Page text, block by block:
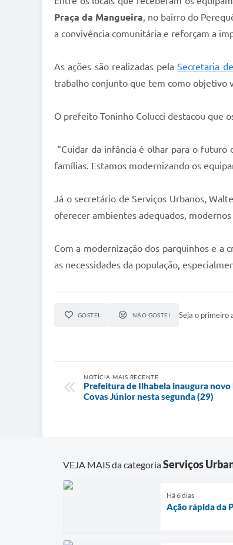
Praça da Mangueira, no bairro do
a convivência comunitária e reforçam a
As ações são realizadas pelaSecretaria
trabalho conjunto que tem como objetivo
O prefeito Toninho Colucci destacou que
“Cuidar da infância é olhar para o futuro
famílias. Estamos modernizando os
Já o secretário de Serviços Urbanos,
oferecer ambientes adequados,
Com a modernização dos parquinhos e a
as necessidades da população,
GOSTEI NÃO GOSTEI Seja o primeiro
NOTÍCIA MAIS RECENTE
Prefeitura de Ilhabela inaugura
Covas Júnior nesta segunda (29)
VEJA MAIS da categoriaServiços
Há 6 dias
Ação rápida da